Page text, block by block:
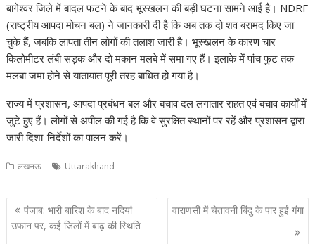
बागेश्वर जिले में बादल फटने के बाद भूस्खलन की बड़ी घटना सामने आई है। NDRF
(राष्ट्रीय आपदा मोचन बल) ने जानकारी दी है कि अब तक दो शव बरामद किए जा
चुके हैं, जबकि लापता तीन लोगों की तलाश जारी है। भूस्खलन के कारण चार
किलोमीटर लंबी सड़क और दो मकान मलबे में समा गए हैं। इलाके में पांच फुट तक
मलबा जमा होने से यातायात पूरी तरह बाधित हो गया है।
राज्य में प्रशासन, आपदा प्रबंधन बल और बचाव दल लगातार राहत एवं बचाव कार्यों में
जुटे हुए हैं। लोगों से अपील की गई है कि वे सुरक्षित स्थानों पर रहें और प्रशासन द्वारा
जारी दिशा-निर्देशों का पालन करें।
लखनऊ Uttarakhand
Post
navigation
पंजाब: भारी बारिश के बाद नदियां
उफान पर, कई जिलों में बाढ़ की स्थिति
वाराणसी में चेतावनी बिंदु के पार हुईं गंगा